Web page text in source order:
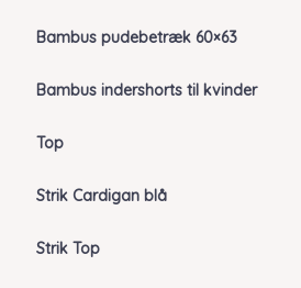
Bambus pudebetræk 60×63
Bambus indershorts til kvinder
Top
Strik Cardigan blå
Strik Top